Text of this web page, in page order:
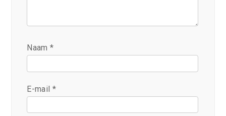
Naam*
E-mail *